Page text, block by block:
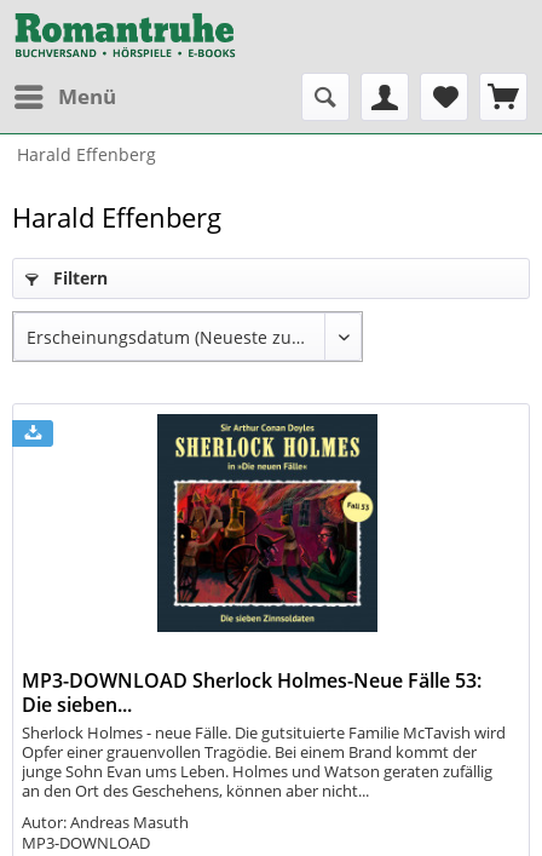
Menü
Harald Effenberg
Harald Effenberg
Filtern
MP3-DOWNLOAD Sherlock Holmes-Neue Fälle 53:
Die sieben...
Sherlock Holmes - neue Fälle. Die gutsituierte Familie McTavish wird
Opfer einer grauenvollen Tragödie. Bei einem Brand kommt der
junge Sohn Evan ums Leben. Holmes und Watson geraten zufällig
an den Ort des Geschehens, können aber nicht...
Autor: Andreas Masuth
MP3-DOWNLOAD